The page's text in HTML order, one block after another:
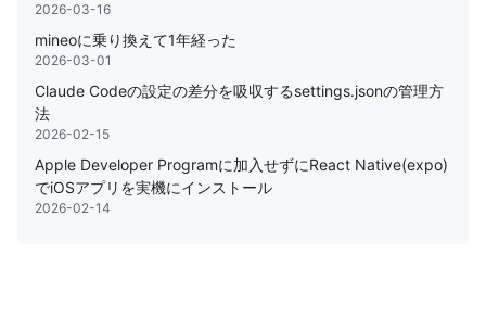
2026-03-16
mineoに乗り換えて1年経った
2026-03-01
Claude Codeの設定の差分を吸収するsettings.jsonの管理方
法
2026-02-15
Apple Developer Programに加入せずにReact Native(expo)
でiOSアプリを実機にインストール
2026-02-14